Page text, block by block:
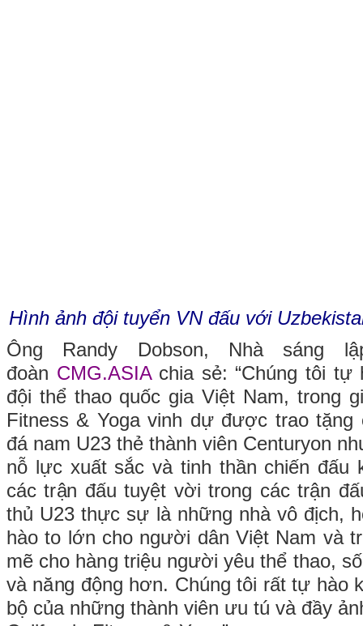
Hình ảnh đội tuyển VN đấu với
Ông Randy Dobson, Nhà sáng
đoàn CMG.ASIAchia sẻ: “Chúng tôi tự
đội thể thao quốc gia Việt Nam, trong
Fitness & Yoga vinh dự được trao tặng
đá nam U23 thẻ thành viên Centuryon
nỗ lực xuất sắc và tinh thần chiến đấu
các trận đấu tuyệt vời trong các trận
thủ U23 thực sự là những nhà vô địch,
hào to lớn cho người dân Việt Nam và
mẽ cho hàng triệu người yêu thể thao,
và năng động hơn. Chúng tôi rất tự hào
bộ của những thành viên ưu tú và đầy